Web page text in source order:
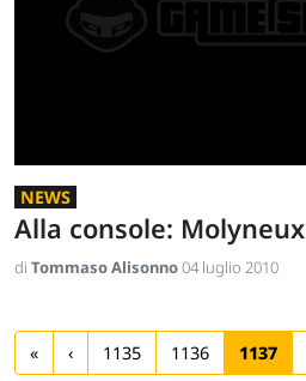
NEWS
Alla console: Molyneux
di Tommaso Alisonno04 luglio 2010
« ‹ 1135 1136 1137